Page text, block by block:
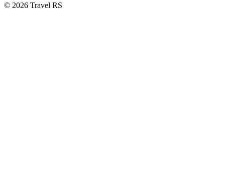
© 2026 Travel RS